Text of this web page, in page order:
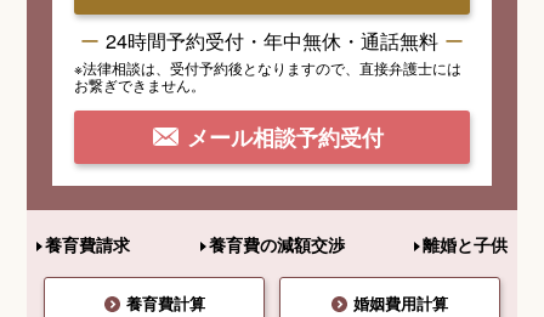
24時間予約受付・年中無休・通話無料
※法律相談は、受付予約後となりますので、 直接弁護士には
お繋ぎできません。
メール相談予約受付
養育費請求 養育費の減額交渉 離婚と子供
養育費計算 婚姻費用計算